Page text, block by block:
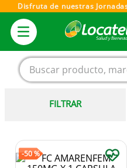
Disfruta de nuestras
Buscar producto, marca o
FILTRAR
-50 %
3.
tensiometro